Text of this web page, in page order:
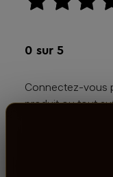
0 sur 5
Connectez-vous
produit ou tout
Les avis que
notre politique
Voir la politique de